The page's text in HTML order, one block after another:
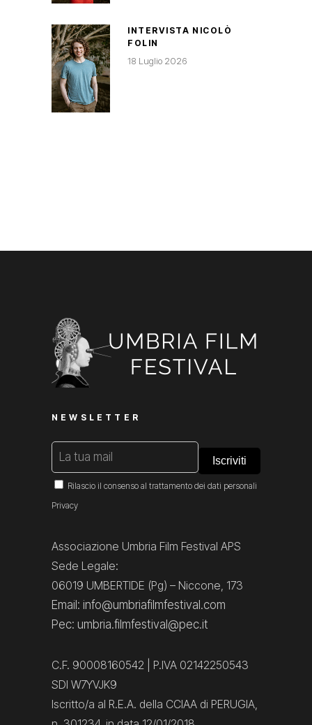
INTERVISTA NICOLÒ
FOLIN
18 Luglio 2026
NEWSLETTER
Rilascio il consenso al trattamento dei dati personali
Privacy
Associazione Umbria Film Festival APS
Sede Legale:
06019 UMBERTIDE (Pg) – Niccone, 173
Email: info@umbriafilmfestival.com
Pec: umbria.filmfestival@pec.it
C.F. 90008160542 | P.IVA 02142250543
SDI W7YVJK9
Iscritto/a al R.E.A. della CCIAA di PERUGIA,